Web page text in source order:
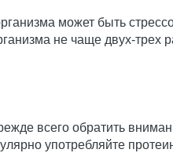
может быть
не чаще двух-трех
всего обратить
употребляйте